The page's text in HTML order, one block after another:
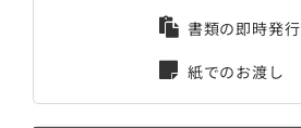
書類の即時発行
紙でのお渡し